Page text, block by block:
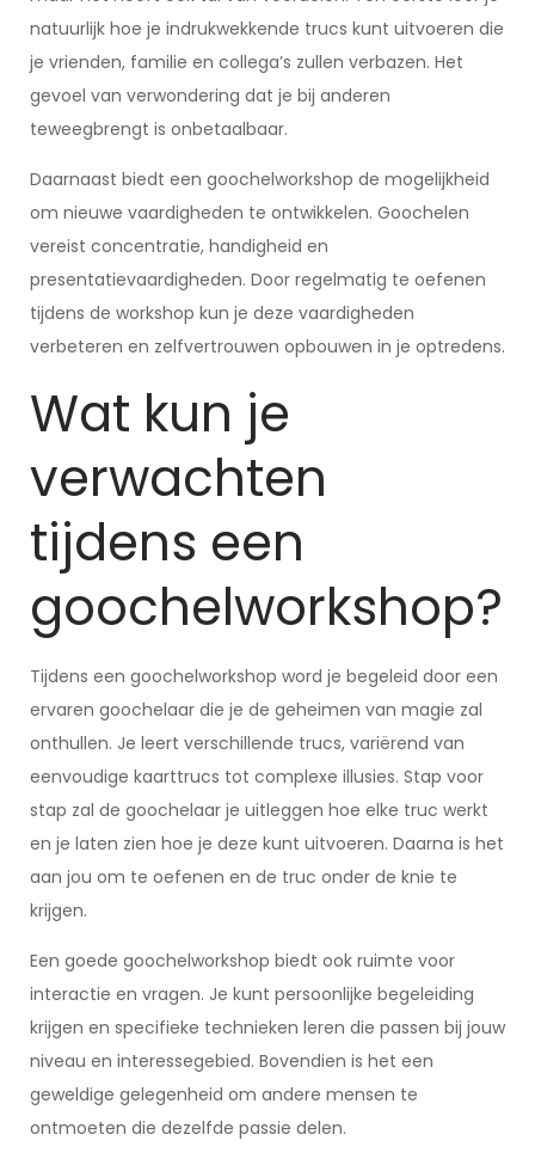
natuurlijk hoe je indrukwekkende trucs kunt uitvoeren die
je vrienden, familie en collega’s zullen verbazen. Het
gevoel van verwondering dat je bij anderen
teweegbrengt is onbetaalbaar.
Daarnaast biedt een goochelworkshop de mogelijkheid
om nieuwe vaardigheden te ontwikkelen. Goochelen
vereist concentratie, handigheid en
presentatievaardigheden. Door regelmatig te oefenen
tijdens de workshop kun je deze vaardigheden
verbeteren en zelfvertrouwen opbouwen in je optredens.
Wat kun je
verwachten
tijdens een
goochelworkshop?
Tijdens een goochelworkshop word je begeleid door een
ervaren goochelaar die je de geheimen van magie zal
onthullen. Je leert verschillende trucs, variërend van
eenvoudige kaarttrucs tot complexe illusies. Stap voor
stap zal de goochelaar je uitleggen hoe elke truc werkt
en je laten zien hoe je deze kunt uitvoeren. Daarna is het
aan jou om te oefenen en de truc onder de knie te
krijgen.
Een goede goochelworkshop biedt ook ruimte voor
interactie en vragen. Je kunt persoonlijke begeleiding
krijgen en specifieke technieken leren die passen bij jouw
niveau en interessegebied. Bovendien is het een
geweldige gelegenheid om andere mensen te
ontmoeten die dezelfde passie delen.